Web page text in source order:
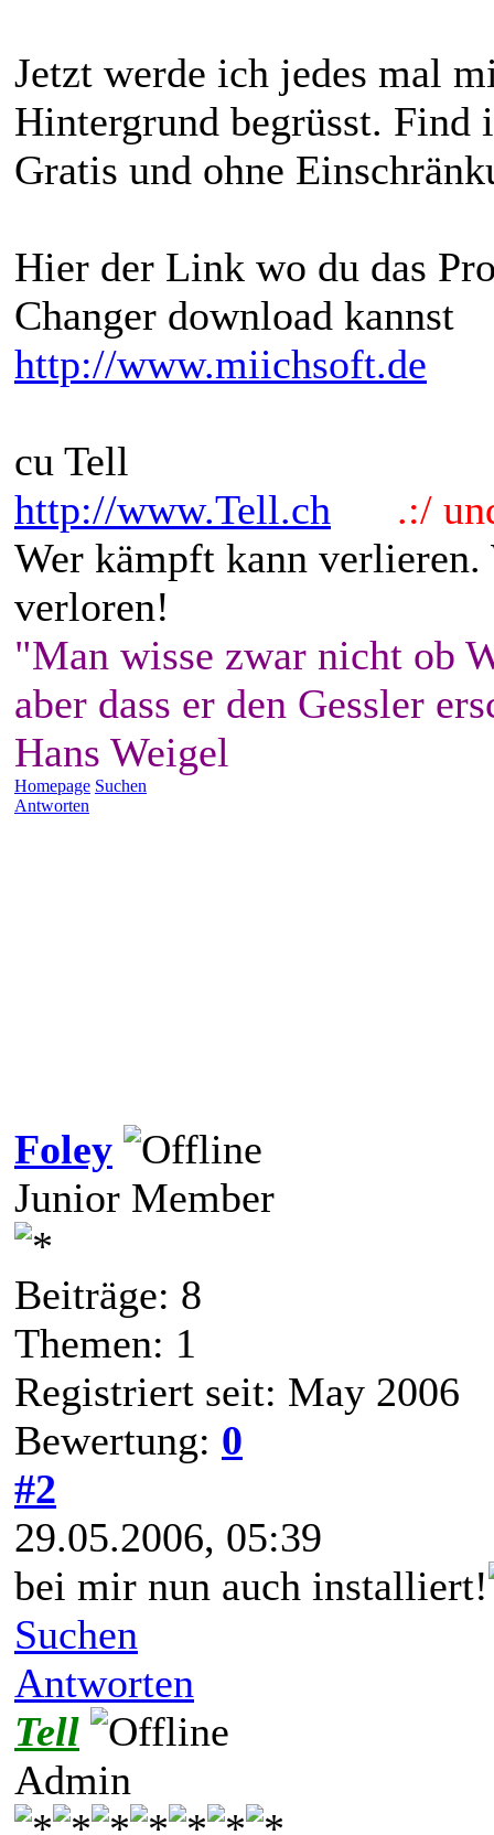
Jetzt werde ich jedes mal
Hintergrund begrüsst.
Gratis und ohne
Hier der Link wo du das
Changer download kannst
http://www.miichsoft.de
cu Tell
http://www.Tell.ch
.:/
Wer kämpft kann
verloren!
"Man wisse zwar nicht ob
aber dass er den Gessler
Hans Weigel
Homepage Suchen
Antworten
Foley
Junior Member
Beiträge: 8
Themen: 1
Registriert seit: May 2006
Bewertung: 0
#2
29.05.2006, 05:39
bei mir nun auch installiert!
Suchen
Antworten
Tell
Admin